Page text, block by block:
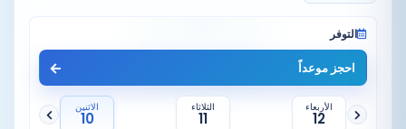
التوفر
احجز موعداً
الأربعاء
12
الثلاثاء
11
الاثنين
10